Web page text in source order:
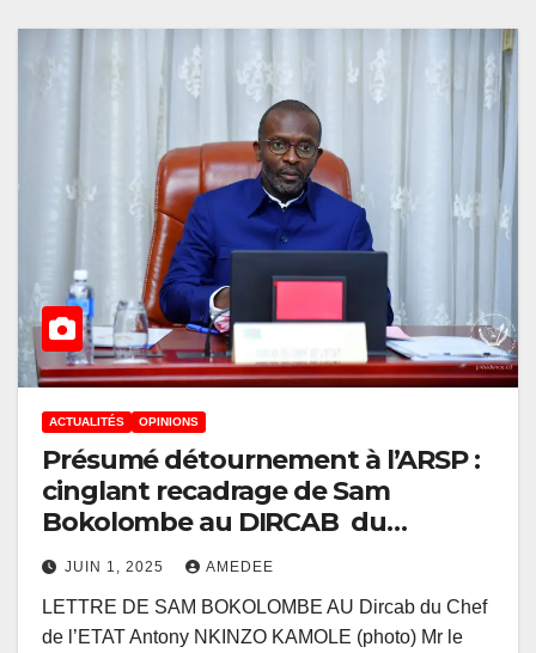
ACTUALITÉS OPINIONS
Présumé détournement à l’ARSP :
cinglant recadrage de Sam
Bokolombe au DIRCAB du
président Anthony Nkinzo
JUIN 1, 2025 AMEDEE
LETTRE DE SAM BOKOLOMBE AU Dircab du Chef
de l’ETAT Antony NKINZO KAMOLE (photo) Mr le